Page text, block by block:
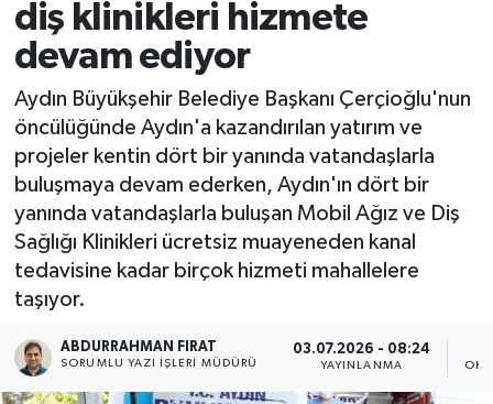
diş klinikleri hizmete
devam ediyor
Aydın Büyükşehir Belediye Başkanı Çerçioğlu'nun
öncülüğünde Aydın'a kazandırılan yatırım ve
projeler kentin dört bir yanında vatandaşlarla
buluşmaya devam ederken, Aydın'ın dört bir
yanında vatandaşlarla buluşan Mobil Ağız ve Diş
Sağlığı Klinikleri ücretsiz muayeneden kanal
tedavisine kadar birçok hizmeti mahallelere
taşıyor.
ABDURRAHMAN FIRAT
SORUMLU YAZI İŞLERI MÜDÜRÜ
03.07.2026 - 08:24
YAYINLANMA
Son Dakika Haberleri
Haber Arşivi